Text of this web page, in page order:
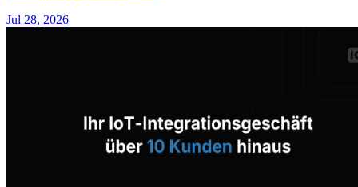
Jul 28, 2026